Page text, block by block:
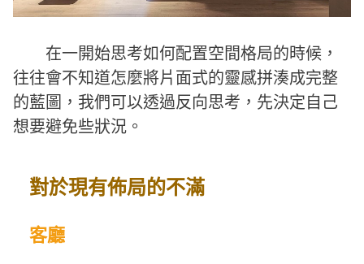
在一開始思考如何配置空間格局的時候，
往往會不知道怎麼將片面式的靈感拼湊成完整
的藍圖，我們可以透過反向思考，先決定自己
想要避免些狀況。
對於現有佈局的不滿
客廳